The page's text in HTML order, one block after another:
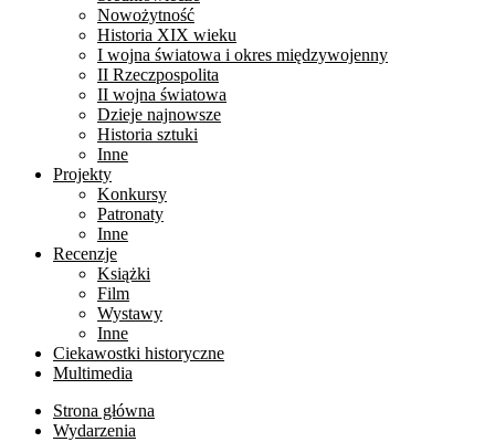
Nowożytność
Historia XIX wieku
I wojna światowa i okres międzywojenny
II Rzeczpospolita
II wojna światowa
Dzieje najnowsze
Historia sztuki
Inne
Projekty
Konkursy
Patronaty
Inne
Recenzje
Książki
Film
Wystawy
Inne
Ciekawostki historyczne
Multimedia
Strona główna
Wydarzenia